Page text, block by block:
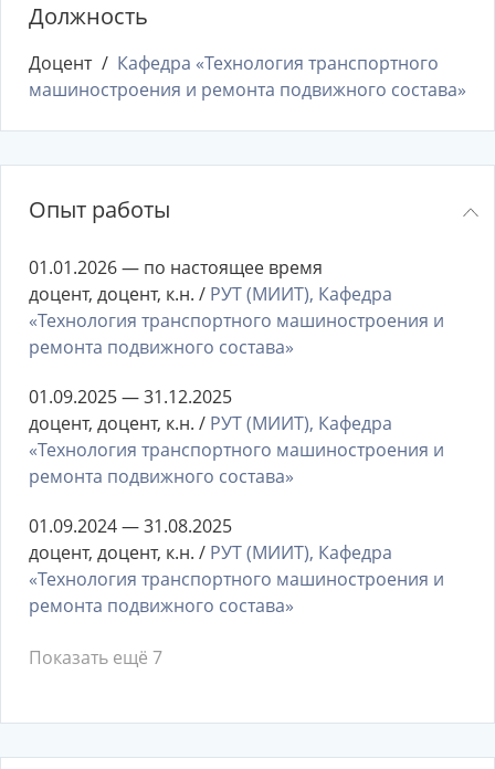
Должность
Доцент
Кафедра «Технология транспортного
машиностроения и ремонта подвижного состава»
Опыт работы
01.01.2026 — по настоящее время
доцент, доцент, к.н. / РУТ (МИИТ), Кафедра
«Технология транспортного машиностроения и
ремонта подвижного состава»
01.09.2025 — 31.12.2025
доцент, доцент, к.н. / РУТ (МИИТ), Кафедра
«Технология транспортного машиностроения и
ремонта подвижного состава»
01.09.2024 — 31.08.2025
доцент, доцент, к.н. / РУТ (МИИТ), Кафедра
«Технология транспортного машиностроения и
ремонта подвижного состава»
Показать ещё 7